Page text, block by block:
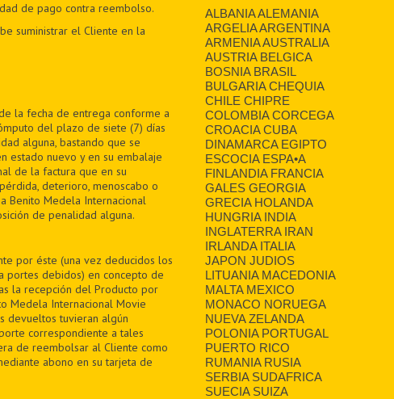
de pago contra reembolso.
suministrar el Cliente en la
la fecha de entrega conforme a
del plazo de siete (7) días
alguna, bastando que se
estado nuevo y en su embalaje
de la factura que en su
deterioro, menoscabo o
Benito Medela Internacional
de penalidad alguna.
por éste (una vez deducidos los
portes debidos) en concepto de
la recepción del Producto por
Medela Internacional Movie
devueltos tuvieran algún
correspondiente a tales
de reembolsar al Cliente como
abono en su tarjeta de
ALBANIA ALEMANIA
ARGELIA ARGENTINA
ARMENIA AUSTRALIA
AUSTRIA BELGICA
BOSNIA BRASIL
BULGARIA CHEQUIA
CHILE CHIPRE
COLOMBIA CORCEGA
CROACIA CUBA
DINAMARCA EGIPTO
ESCOCIA ESPA•A
FINLANDIA FRANCIA
GALES GEORGIA
GRECIA HOLANDA
HUNGRIA INDIA
INGLATERRA IRAN
IRLANDA ITALIA
JAPON JUDIOS
LITUANIA MACEDONIA
MALTA MEXICO
MONACO NORUEGA
NUEVA ZELANDA
POLONIA PORTUGAL
PUERTO RICO
RUMANIA RUSIA
SERBIA SUDAFRICA
SUECIA SUIZA